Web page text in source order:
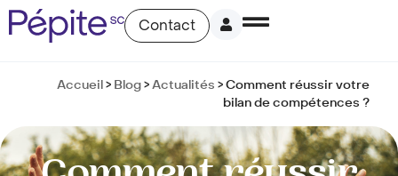
Contact
Accueil> Blog>Actualités >Comment réussir votre
bilan de compétences ?